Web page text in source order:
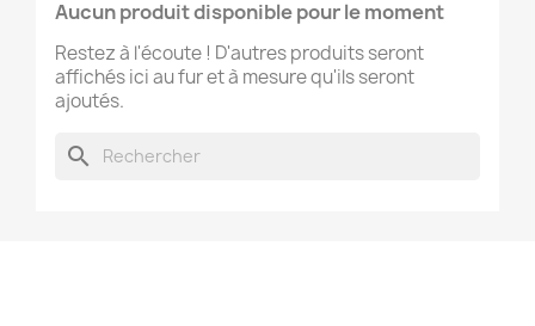
Aucun produit disponible pour le moment
Restez à l'écoute ! D'autres produits seront
affichés ici au fur et à mesure qu'ils seront
ajoutés.
search